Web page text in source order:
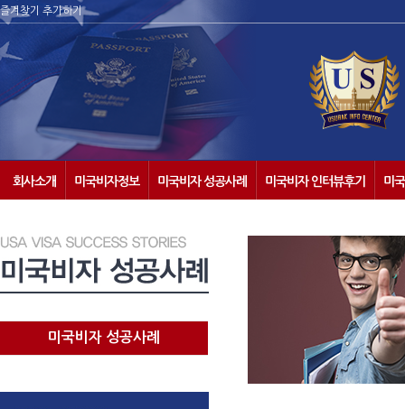
즐겨찾기 추가하기
회사소개 미국비자정보 미국비자 성공사례 미국비자 인터뷰후기 미
미국비자 성공사례